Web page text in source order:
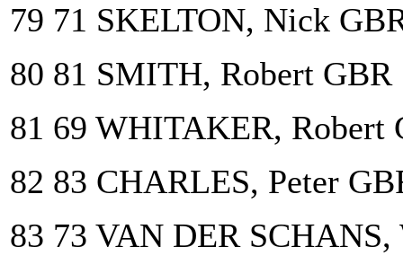
79 71 SKELTON, Nick
80 81 SMITH, Robert GBR
81 69 WHITAKER, Robert
82 83 CHARLES, Peter
83 73 VAN DER SCHANS,